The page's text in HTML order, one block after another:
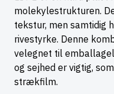
molekylestrukturen.
tekstur, men samtidig
rivestyrke. Denne
velegnet til
og sejhed er vigtig,
strækfilm.